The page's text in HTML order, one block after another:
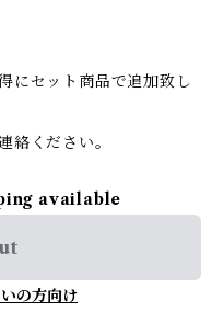
にセット商品で追加致し
絡ください。
available
の方向け